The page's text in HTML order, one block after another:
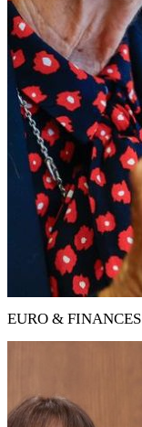
EURO & FINANCES